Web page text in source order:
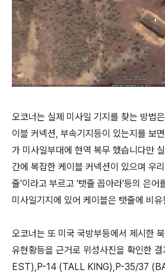
오코너는 실제 미사일 기지를 찾는 방법
이블 커넥션, 부속기지등이 있는지를 보
가 미사일부대에 현역 복무 했습니다만
간에 복잡한 케이블 커넥션이 있으며 우
줄'이라고 부르고 '탯줄 꼽아라'등의 은어
미사일기지에 있어 케이블은 탯줄에 비
오코너는 또 미국 국방부등에서 제시한
유현황등을 근거로 위성사진을 확인한
EST),P-14 (TALL KING),P-35/37